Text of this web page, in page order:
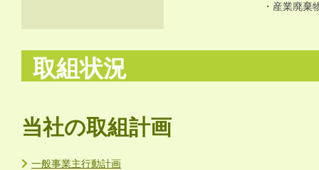
・産業廃棄
取組状況
当社の取組計画
一般事業主行動計画